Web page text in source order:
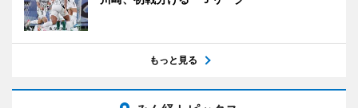
もっと見る